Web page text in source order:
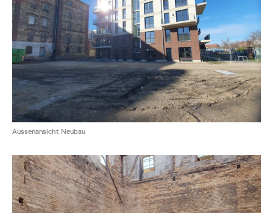
Aussenansicht Neubau